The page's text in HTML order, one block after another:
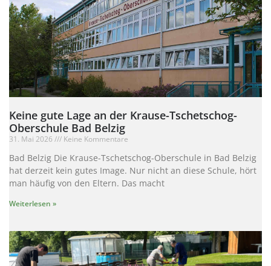
Keine gute Lage an der Krause-Tschetschog-
Oberschule Bad Belzig
31. Mai 2026 Keine Kommentare
Bad Belzig Die Krause-Tschetschog-Oberschule in Bad Belzig
hat derzeit kein gutes Image. Nur nicht an diese Schule, hört
man häufig von den Eltern. Das macht
Weiterlesen »